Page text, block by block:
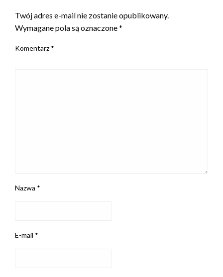
Twój adres e-mail nie zostanie opublikowany.
Wymagane pola są oznaczone*
Komentarz *
Nazwa *
E-mail *